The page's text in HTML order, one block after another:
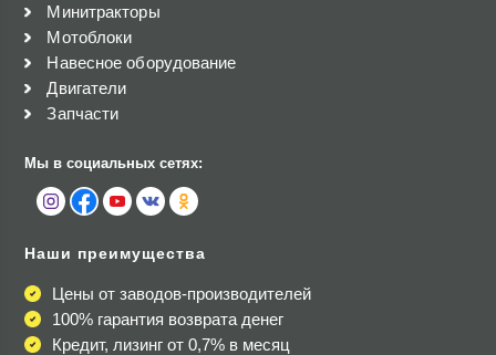
Минитракторы
Мотоблоки
Навесное оборудование
Двигатели
Запчасти
Мы в социальных сетях:
Наши преимущества
Цены от заводов-производителей
100% гарантия возврата денег
Кредит, лизинг от 0,7% в месяц